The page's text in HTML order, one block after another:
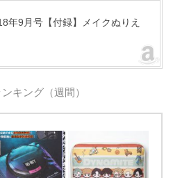
年9月号【付録】メイクぬりえ
キング（週間）